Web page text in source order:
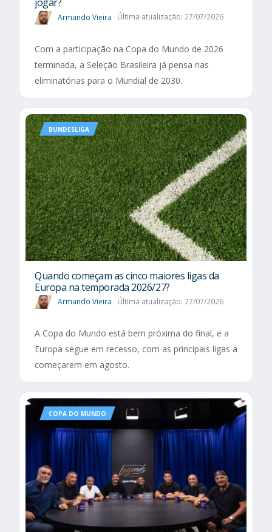
jogar?
Armando Vieira Última atualização: 27/07/2026
Com a participação na Copa do Mundo de 2026
terminada, a Seleção Brasileira já pensa nas
eliminatórias para o Mundial de 2030.
BUNDESLIGA
Quando começam as cinco maiores ligas da
Europa na temporada 2026/27?
Armando Vieira Última atualização: 27/07/2026
A Copa do Mundo está bem próxima do final, e a
Europa segue em recesso, com as principais ligas a
começarem em agosto.
COPA DO MUNDO